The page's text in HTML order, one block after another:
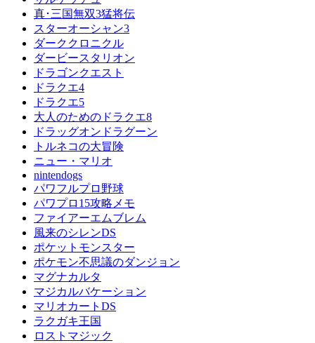
真･三国無双3猛将伝
スターオーシャン3
ダーククロニクル
ダービースタリオン
ドラゴンクエスト
ドラクエ4
ドラクエ5
大人のためのドラクエ8
ドラッグオンドラグーン
トルネコの大冒険
ニュー・マリオ
nintendogs
パワフルプロ野球
パワプロ15攻略メモ
ファイアーエムブレム
風来のシレンDS
ポケットモンスター
ポケモン不思議のダンジョン
マグナカルタ
マジカルバケーション
マリオカートDS
ラクガキ王国
ロストマジック